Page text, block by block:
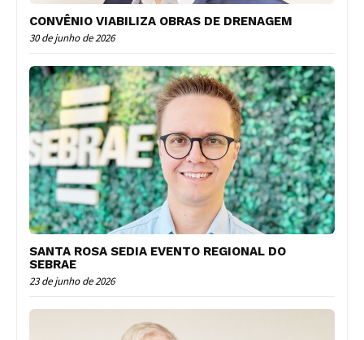
CONVÊNIO VIABILIZA OBRAS DE DRENAGEM
30 de junho de 2026
SANTA ROSA SEDIA EVENTO REGIONAL DO
SEBRAE
23 de junho de 2026